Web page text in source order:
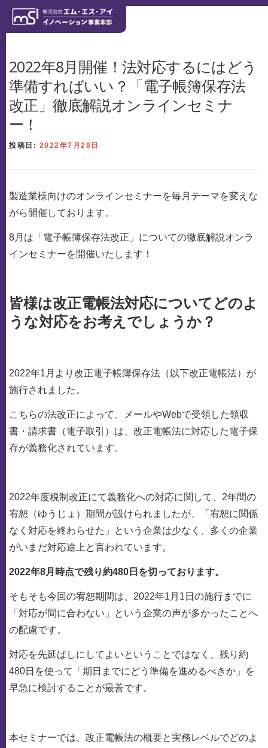
コンテンツへスキップ
コーポレートサイト リクルートサイト
2022年8月開催！法対応するにはどう
準備すればいい？「電子帳簿保存法
改正」徹底解説オンラインセミナ
ー！
投稿日: 2022年7月28日
製造業様向けのオンラインセミナーを毎月テーマを変えな
がら開催しております。
8月は「電子帳簿保存法改正」についての徹底解説オンラ
インセミナーを開催いたします！
皆様は改正電帳法対応についてどのよ
うな対応をお考えでしょうか？
2022年1月より改正電子帳簿保存法（以下改正電帳法）が
施行されました。
こちらの法改正によって、メールやWebで受領した領収
書・請求書（電子取引）は、改正電帳法に対応した電子保
存が義務化されています。
2022年度税制改正にて義務化への対応に関して、2年間の
宥恕（ゆうじょ）期間が設けられましたが、「宥恕に関係
なく対応を終わらせた」という企業は少なく、多くの企業
がいまだ対応途上と言われています。
2022年8月時点で残り約480日を切っております。
そもそも今回の宥恕期間は、2022年1月1日の施行までに
「対応が間に合わない」という企業の声が多かったことへ
の配慮です。
対応を先延ばしにしてよいということではなく、残り約
480日を使って「期日までにどう準備を進めるべきか」を
早急に検討することが最善です。
本セミナーでは、改正電帳法の概要と実務レベルでどのよ